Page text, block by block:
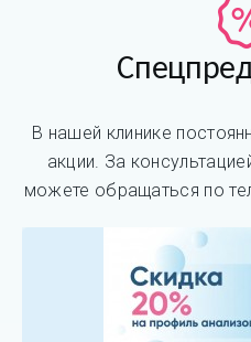
В нашей клинике
акции. За
можете обращаться по